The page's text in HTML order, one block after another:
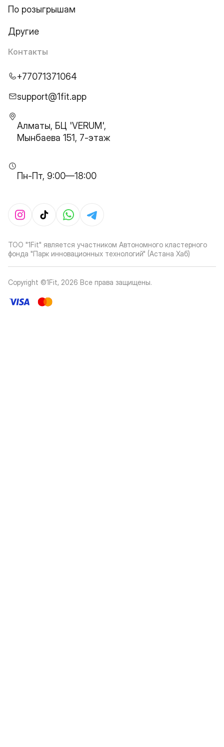
По розыгрышам
Другие
Контакты
+77071371064
support@1fit.app
Алматы, БЦ 'VERUM',
Мынбаева 151, 7-этаж
Пн-Пт, 9:00—18:00
ТОО "1Fit" является участником Автономного кластерного
фонда "Парк инновационных технологий" (Астана Хаб)
Copyright ©1Fit, 2026 Все права защищены.